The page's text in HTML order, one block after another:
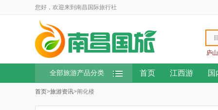
您好，欢迎来到南昌国际旅行社
庐山
全部旅游产品分类 首页 江西游 国
首页>旅游资讯>阐化楼